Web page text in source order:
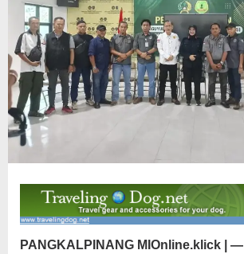
PANGKALPINANG MIOnline.klick | —